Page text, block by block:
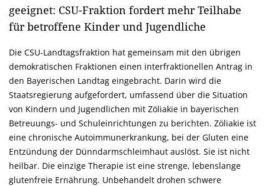
geeignet: CSU-Fraktion fordert mehr Teilhabe
für betroffene Kinder und Jugendliche
Die CSU-Landtagsfraktion hat gemeinsam mit den übrigen
demokratischen Fraktionen einen interfraktionellen Antrag in
den Bayerischen Landtag eingebracht. Darin wird die
Staatsregierung aufgefordert, umfassend über die Situation
von Kindern und Jugendlichen mit Zöliakie in bayerischen
Betreuungs- und Schuleinrichtungen zu berichten. Zöliakie ist
eine chronische Autoimmunerkrankung, bei der Gluten eine
Entzündung der Dünndarmschleimhaut auslöst. Sie ist nicht
heilbar. Die einzige Therapie ist eine strenge, lebenslange
glutenfreie Ernährung. Unbehandelt drohen schwere